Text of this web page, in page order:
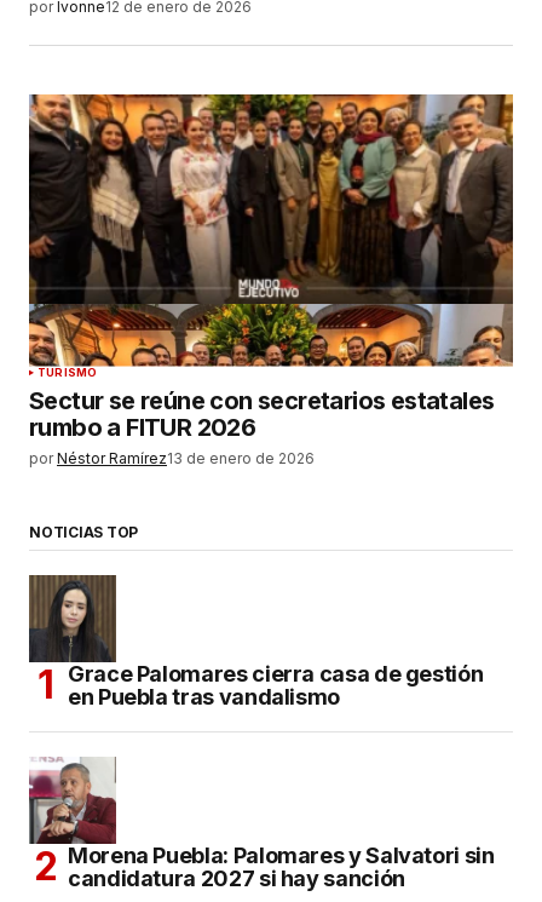
por Ivonne12 de enero de 2026
TURISMO
Sectur se reúne con secretarios estatales
rumbo a FITUR 2026
por Néstor Ramírez13 de enero de 2026
NOTICIAS TOP
Grace Palomares cierra casa de gestión
en Puebla tras vandalismo
Morena Puebla: Palomares y Salvatori sin
candidatura 2027 si hay sanción